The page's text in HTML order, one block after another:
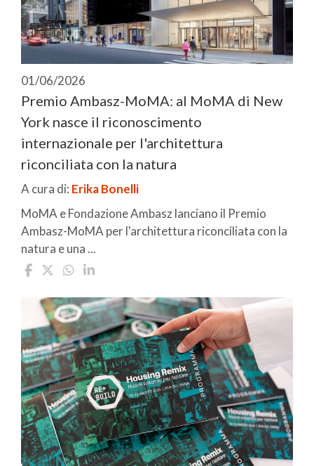
01/06/2026
Premio Ambasz-MoMA: al MoMA di New
York nasce il riconoscimento
internazionale per l'architettura
riconciliata con la natura
A cura di: Erika Bonelli
MoMA e Fondazione Ambasz lanciano il Premio
Ambasz-MoMA per l'architettura riconciliata con la
natura e una ...